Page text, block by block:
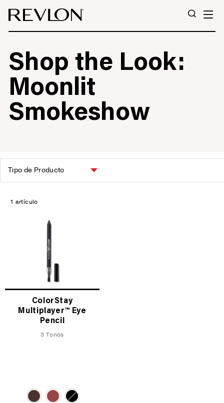
Shop the Look:
Moonlit
Smokeshow
POR
1 artículo
ColorStay
Multiplayer™ Eye
Pencil
3 Tonos